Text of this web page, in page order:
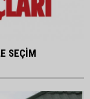
SEÇİM